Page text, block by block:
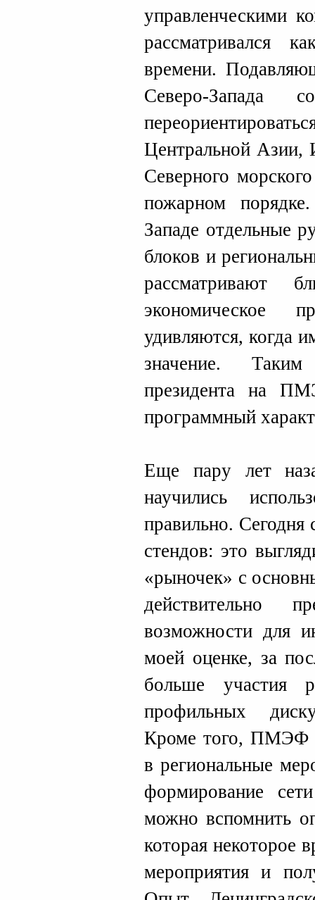
управленческими
рассматривался
времени.
Северо-Запада
Центральной Азии,
Северного
пожарном
Западе отдельные
блоков и
рассматривают
экономическое
удивляются, когда
значение.
президента на
программный
Еще пару лет
научились
правильно. Сегодня
стендов: это
«рыночек» с
действительно
возможности для
моей оценке, за
больше участия
профильных
Кроме того, ПМЭФ
в региональные
формирование
можно вспомнить
которая некоторое
мероприятия и